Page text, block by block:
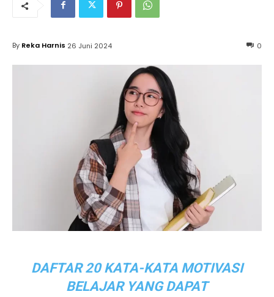
0
By Reka Harnis 26 Juni 2024
DAFTAR 20 KATA-KATA MOTIVASI
BELAJAR YANG DAPAT